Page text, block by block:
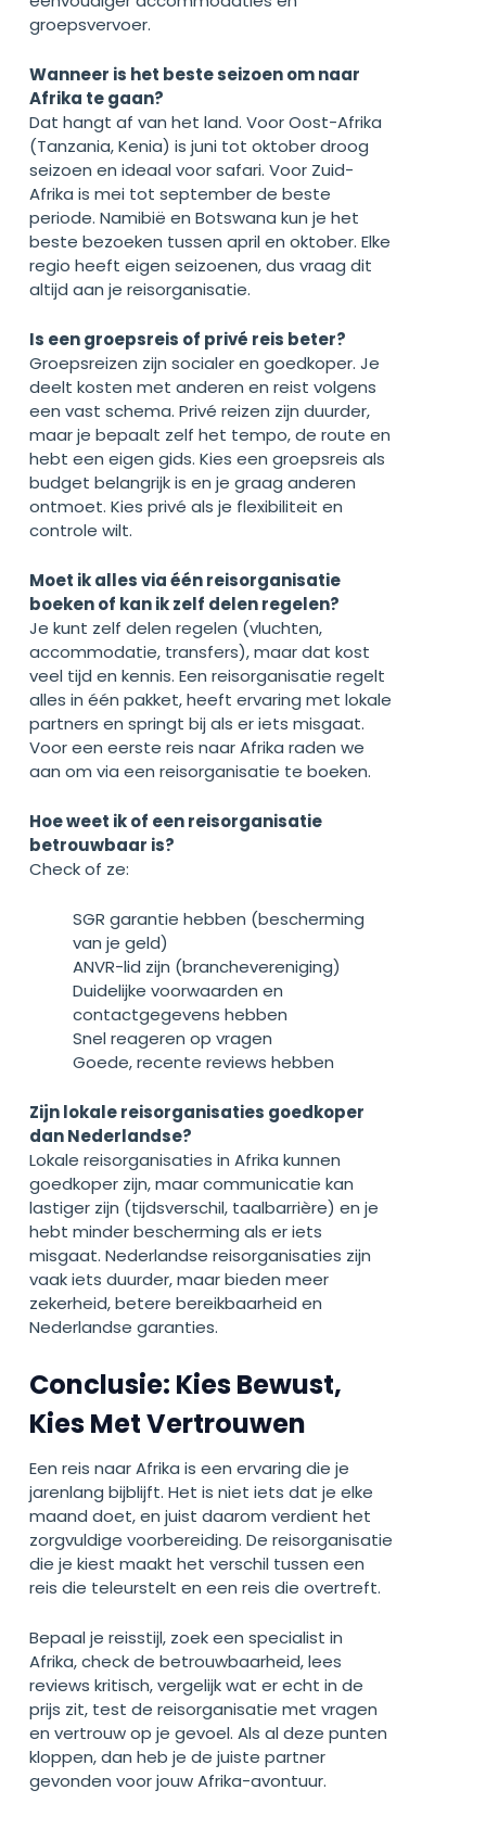
groepsvervoer.
Wanneer is het beste seizoen om naar
Afrika te gaan?
Dat hangt af van het land. Voor Oost-Afrika
(Tanzania, Kenia) is juni tot oktober droog
seizoen en ideaal voorsafari. Voor Zuid-
Afrika is mei tot september de beste
periode. Namibië en Botswana kun je het
beste bezoeken tussen april en oktober. Elke
regio heeft eigen seizoenen, dus vraag dit
altijd aan je reisorganisatie.
Is een groepsreis of privé reis beter?
Groepsreizen zijn socialer en goedkoper. Je
deelt kosten met anderen en reist volgens
een vast schema. Privé reizen zijn duurder,
maar je bepaalt zelf het tempo, de route en
hebt een eigen gids. Kies een groepsreis als
budget belangrijk is en je graag anderen
ontmoet. Kies privé als je flexibiliteit en
controle wilt.
Moet ik alles via één reisorganisatie
boeken of kan ik zelf delen regelen?
Je kunt zelf delen regelen (vluchten,
accommodatie, transfers), maar dat kost
veel tijd en kennis. Een reisorganisatie regelt
alles in één pakket, heeft ervaring met lokale
partners en springt bij als er iets misgaat.
Voor een eerste reis naar Afrika raden we
aan om via een reisorganisatie te boeken.
Hoe weet ik of een reisorganisatie
betrouwbaar is?
Check of ze:
SGR garantie hebben (bescherming
van je geld)
ANVR-lid zijn (branchevereniging)
Duidelijke voorwaarden en
contactgegevens hebben
Snel reageren op vragen
Goede, recente reviews hebben
Zijn lokale reisorganisaties goedkoper
dan Nederlandse?
Lokale reisorganisaties in Afrika kunnen
goedkoper zijn, maar communicatie kan
lastiger zijn (tijdsverschil, taalbarrière) en je
hebt minder bescherming als er iets
misgaat. Nederlandse reisorganisaties zijn
vaak iets duurder, maar bieden meer
zekerheid, betere bereikbaarheid en
Nederlandse garanties.
Conclusie: Kies Bewust,
Kies Met Vertrouwen
Een reis naar Afrika is een ervaring die je
jarenlang bijblijft. Het is niet iets dat je elke
maand doet, en juist daarom verdient het
zorgvuldige voorbereiding. De reisorganisatie
die je kiest maakt het verschil tussen een
reis die teleurstelt en een reis die overtreft.
Bepaal je reisstijl, zoek een specialist in
Afrika, check de betrouwbaarheid, lees
reviews kritisch, vergelijk wat er echt in de
prijs zit, test de reisorganisatie met vragen
en vertrouw op je gevoel. Als al deze punten
kloppen, dan heb je de juiste partner
gevonden voor jouw Afrika-avontuur.